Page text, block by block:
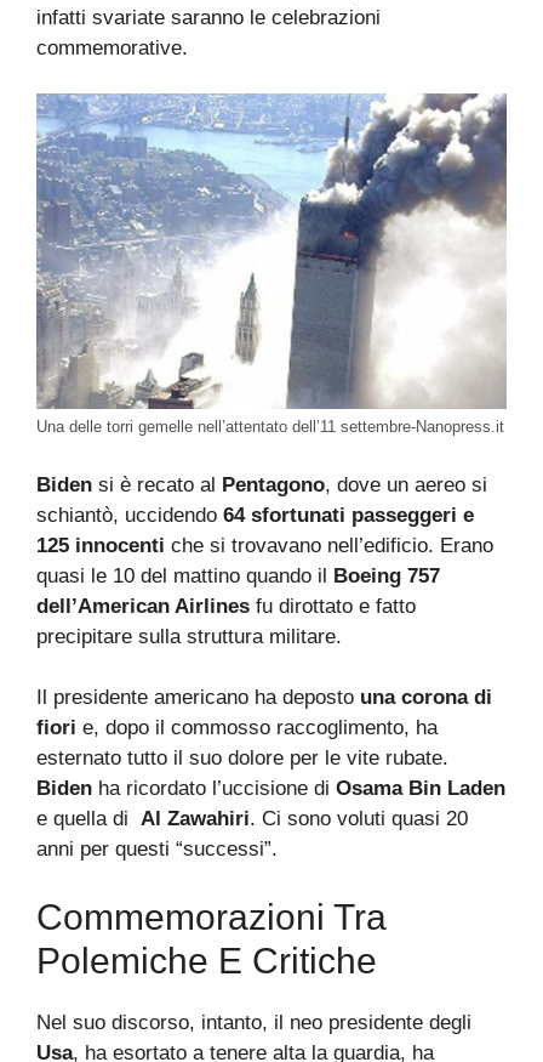
infatti svariate saranno le celebrazioni
commemorative.
Una delle torri gemelle nell’attentato dell’11 settembre-Nanopress.it
Biden si è recato al Pentagono, dove un aereo si
schiantò, uccidendo 64 sfortunati passeggeri e
125 innocenti che si trovavano nell’edificio. Erano
quasi le 10 del mattino quando il Boeing 757
dell’American Airlines fu dirottato e fatto
precipitare sulla struttura militare.
Il presidente americano ha deposto una corona di
fiori e, dopo il commosso raccoglimento, ha
esternato tutto il suo dolore per le vite rubate.
Biden ha ricordato l’uccisione di Osama Bin Laden
e quella di Al Zawahiri. Ci sono voluti quasi 20
anni per questi “successi”.
Commemorazioni Tra
Polemiche E Critiche
Nel suo discorso, intanto, il neo presidente degli
Usa, ha esortato a tenere alta la guardia, ha